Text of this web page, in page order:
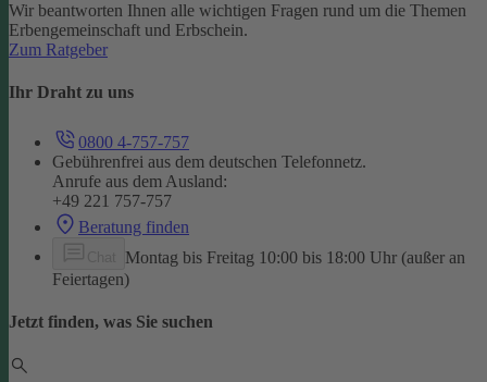
Wir beantworten Ihnen alle wichtigen Fragen rund um die Themen
Erbengemeinschaft und Erbschein.
Zum Ratgeber
Ihr Draht zu uns
0800 4-757-757
Gebührenfrei aus dem deutschen Telefonnetz.
Anrufe aus dem Ausland:
+49 221 757-757
Beratung finden
Montag bis Freitag 10:00 bis 18:00 Uhr (außer an
Feiertagen)
Jetzt finden, was Sie suchen